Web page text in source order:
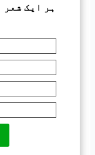
ہر ایک شعر